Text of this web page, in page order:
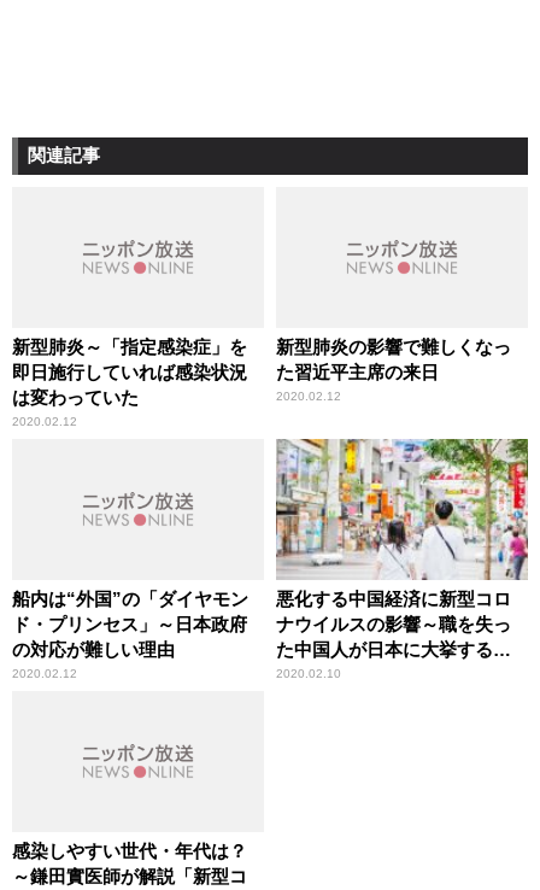
関連記事
新型肺炎～「指定感染症」を
即日施行していれば感染状況
は変わっていた
2020.02.12
新型肺炎の影響で難しくなっ
た習近平主席の来日
2020.02.12
船内は“外国”の「ダイヤモン
ド・プリンセス」～日本政府
の対応が難しい理由
2020.02.12
悪化する中国経済に新型コロ
ナウイルスの影響～職を失っ
た中国人が日本に大挙する可
能性も
2020.02.10
感染しやすい世代・年代は？
～鎌田實医師が解説「新型コ